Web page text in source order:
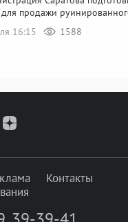
для продажи
16:15
1588
Контакты